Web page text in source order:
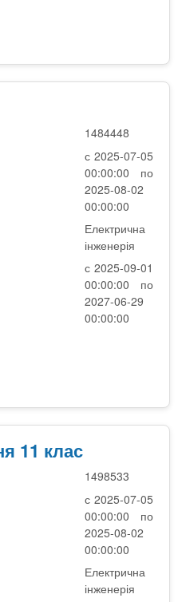
1484448
с 2025-07-05
00:00:00 по
2025-08-02
00:00:00
Електрична
інженерія
с 2025-09-01
00:00:00 по
2027-06-29
00:00:00
11 клас
1498533
с 2025-07-05
00:00:00 по
2025-08-02
00:00:00
Електрична
інженерія